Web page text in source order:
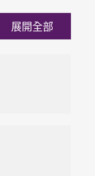
展開全部